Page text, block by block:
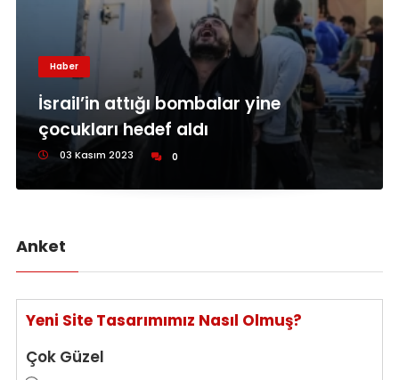
Haber
İsrail’in attığı bombalar yine
çocukları hedef aldı
03 Kasım 2023 0
Anket
Yeni Site Tasarımımız Nasıl Olmuş?
Çok Güzel